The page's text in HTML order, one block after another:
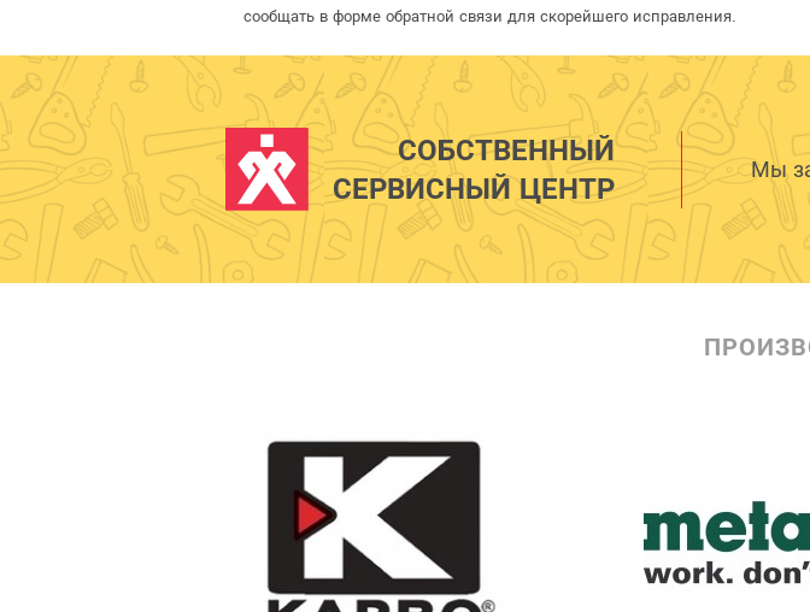
сообщать в форме обратной связи для скорейшего исправления.
СОБСТВЕННЫЙ
СЕРВИСНЫЙ ЦЕНТР
Мы